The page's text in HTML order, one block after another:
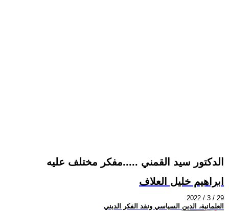
الدكتور سيد القمني .....مفكر مختلف عليه
ابراهيم خليل العلاف
2022 / 3 / 29
العلمانية، الدين السياسي ونقد الفكر الديني